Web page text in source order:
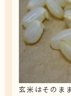
玄米はそのま